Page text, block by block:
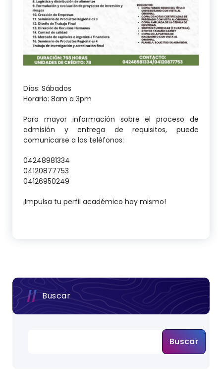
Días: Sábados
Horario: 8am a 3pm
Para mayor información sobre el proceso de
admisión y entrega de requisitos, puede
comunicarse a los teléfonos:
04248981334
04120877753
04126950249
¡Impulsa tu perfil académico hoy mismo!
Buscar
Buscar